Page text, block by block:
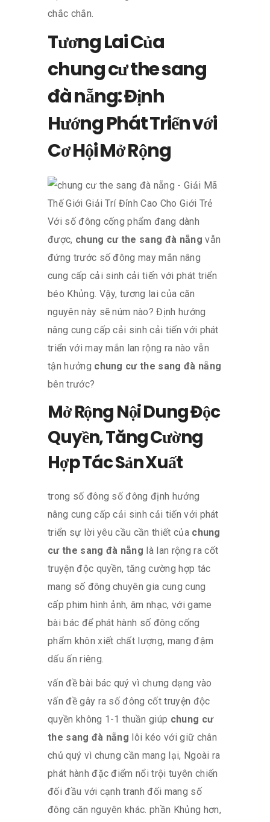
chắc chắn.
Tương Lai Của
chung cư the sang
đà nẵng: Định
Hướng Phát Triển với
Cơ Hội Mở Rộng
Với số đông cống phẩm đang dành
được, chung cư the sang đà nẵng vẫn
đứng trước số đông may mắn nâng
cung cấp cải sinh cải tiến với phát triển
béo Khủng. Vậy, tương lai của căn
nguyên này sẽ núm nào? Định hướng
nâng cung cấp cải sinh cải tiến với phát
triển với may mắn lan rộng ra nào vẫn
tận hưởng chung cư the sang đà nẵng
bên trước?
Mở Rộng Nội Dung Độc
Quyền, Tăng Cường
Hợp Tác Sản Xuất
trong số đông số đông định hướng
nâng cung cấp cải sinh cải tiến với phát
triển sự lời yêu cầu cần thiết của chung
cư the sang đà nẵng là lan rộng ra cốt
truyện độc quyền, tăng cường hợp tác
mang số đông chuyên gia cung cung
cấp phim hình ảnh, âm nhạc, với game
bài bác để phát hành số đông cống
phẩm khôn xiết chất lượng, mang đậm
dấu ấn riêng.
vấn đề bài bác quý vì chưng dạng vào
vấn đề gây ra số đông cốt truyện độc
quyền không 1-1 thuần giúp chung cư
the sang đà nẵng lôi kéo với giữ chân
chủ quý vì chưng cần mang lại, Ngoài ra
phát hành đặc điểm nổi trội tuyên chiến
đối đầu với cạnh tranh đối mang số
đông căn nguyên khác. phần Khủng hơn,